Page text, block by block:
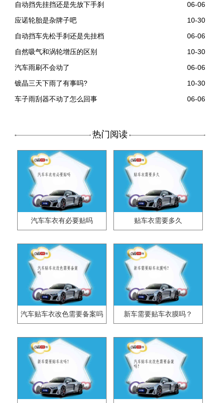
自动挡先挂挡还是先放下手刹
06-06
应诺轮胎是杂牌子吧
10-30
自动挡车先松手刹还是先挂档
06-06
自然吸气和涡轮增压的区别
10-30
汽车雨刷不会动了
06-06
镀晶三天下雨了有事吗?
10-30
车子雨刮器不动了怎么回事
06-06
热门阅读
汽车车衣有必要贴吗 贴车衣需要多久
汽车贴车衣改色需要备案吗 新车需要贴车衣膜吗？